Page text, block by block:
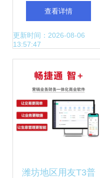
规管理的专业软
件？优质购买渠道
查看详情
更新时间：2026-08-06
13:57:47
潍坊地区用友T3普